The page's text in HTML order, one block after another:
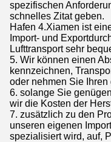
spezifischen
schnelles Zitat geben.
Hafen 4.Xiamen ist
Import- und
Lufttransport sehr
5. Wir können einen
kennzeichnen,
oder nehmen Sie
6. solange Sie
wir die Kosten der
7. zusätzlich zu den
unseren eigenen
spezialisiert wird, auf,